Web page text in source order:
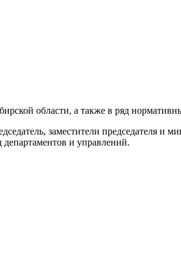
области, а также в ряд
заместители председателя и
департаментов и управлений.